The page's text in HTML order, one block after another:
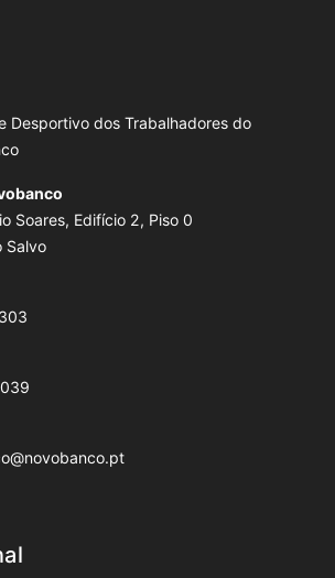
Desportivo dos Trabalhadores do
Soares, Edifício 2, Piso 0
Salvo